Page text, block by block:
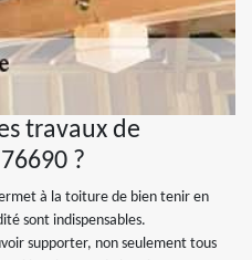
travaux de
?
à la toiture de bien tenir en
sont indispensables.
supporter, non seulement tous